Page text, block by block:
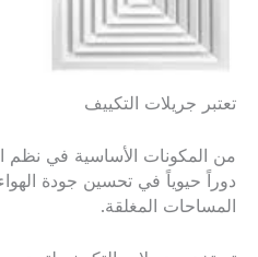
تعتبر جريلات التكييف
من المكونات الأساسية في نظم
دوراً حيوياً في تحسين جودة
المساحات المغلقة.